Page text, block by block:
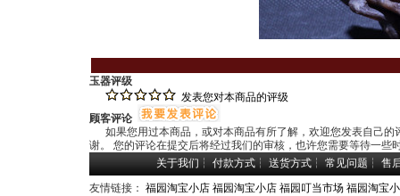
玉器评级
发表您对本商品的评级
顾客评论
如果您用过本商品，或对本商品有所了解，欢迎您发表自己的
谢。 您的评论在提交后将经过我们的审核，也许您需要等待一些
关于我们 ┆ 付款方式 ┆ 送货方式 ┆ 常见问题 ┆
售
友情链接： 福园淘宝小店 福园淘宝小店 福园叮当市场 福园淘宝